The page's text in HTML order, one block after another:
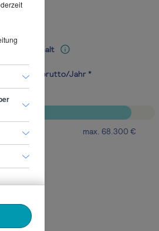
Mediangehalt
brutto/Jahr *
max. 68.300 €